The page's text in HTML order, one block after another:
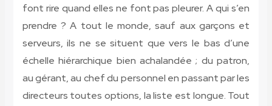
font rire quand elles ne font pas pleurer. A qui s’en
prendre ? A tout le monde, sauf aux garçons et
serveurs, ils ne se situent que vers le bas d’une
échelle hiérarchique bien achalandée ; du patron,
au gérant, au chef du personnel en passant par les
directeurs toutes options, la liste est longue. Tout